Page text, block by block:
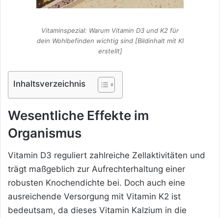
Vitaminspezial: Warum Vitamin D3 und K2 für
dein Wohlbefinden wichtig sind [Bildinhalt mit KI
erstellt]
Inhaltsverzeichnis
Wesentliche Effekte im
Organismus
Vitamin D3 reguliert zahlreiche Zellaktivitäten und
trägt maßgeblich zur Aufrechterhaltung einer
robusten Knochendichte bei. Doch auch eine
ausreichende Versorgung mit Vitamin K2 ist
bedeutsam, da dieses Vitamin Kalzium in die